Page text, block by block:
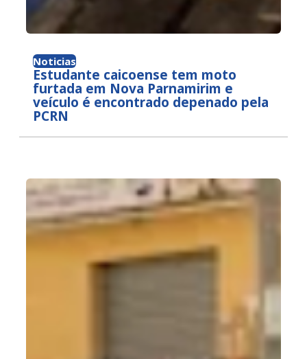
Noticias
Estudante caicoense tem moto
furtada em Nova Parnamirim e
veículo é encontrado depenado pela
PCRN